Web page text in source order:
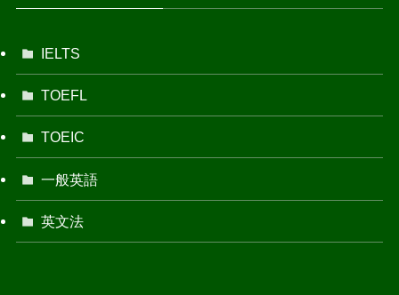
IELTS
TOEFL
TOEIC
一般英語
英文法